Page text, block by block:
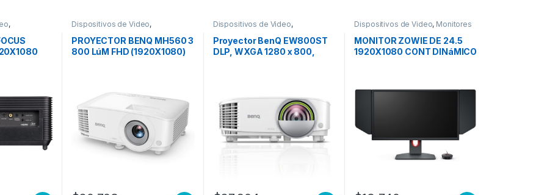
,
Dispositivos de Video,
Proyectores
PROYECTOR BENQ MH560 3
800 LúM FHD (1920X1080)
Dispositivos de Video,
Proyectores
Proyector BenQ EW800ST
DLP, WXGA 1280 x 800,
(1200 X 800) 3300 LúMENES
Dispositivos de Video, Monitores
MONITOR ZOWIE DE 24.5
1920X1080 CONT DINáMICO